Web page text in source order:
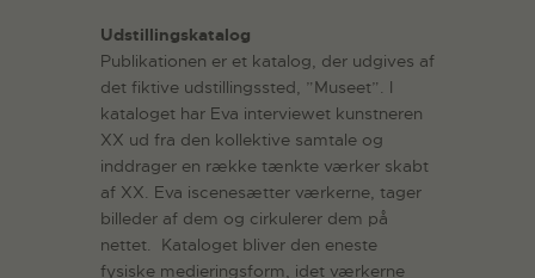
Udstillingskatalog
Publikationen er et katalog, der udgives af
det fiktive udstillingssted, ”Museet”. I
kataloget har Eva interviewet kunstneren
XX ud fra den kollektive samtale og
inddrager en række tænkte værker skabt
af XX. Eva iscenesætter værkerne, tager
billeder af dem og cirkulerer dem på
nettet. Kataloget bliver den eneste
fysiske medieringsform, idet værkerne